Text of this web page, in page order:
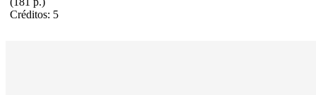
Créditos: 5